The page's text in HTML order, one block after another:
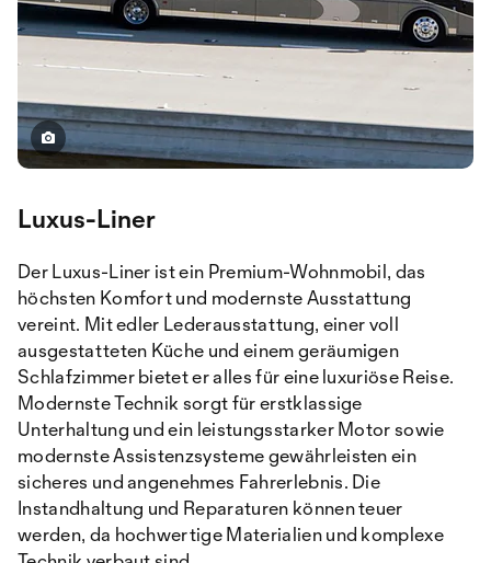
Luxus-Liner
Der Luxus-Liner ist ein Premium-Wohnmobil, das
höchsten Komfort und modernste Ausstattung
vereint. Mit edler Lederausstattung, einer voll
ausgestatteten Küche und einem geräumigen
Schlafzimmer bietet er alles für eine luxuriöse Reise.
Modernste Technik sorgt für erstklassige
Unterhaltung und ein leistungsstarker Motor sowie
modernste Assistenzsysteme gewährleisten ein
sicheres und angenehmes Fahrerlebnis. Die
Instandhaltung und Reparaturen können teuer
werden, da hochwertige Materialien und komplexe